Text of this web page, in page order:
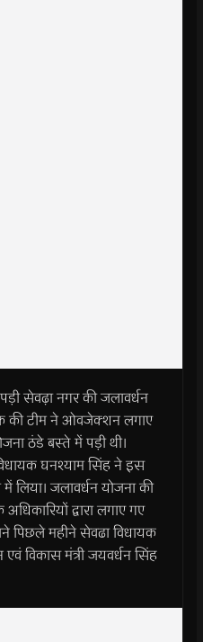
सेवढ़ा नगर की जलावर्धन
की टीम ने ओवजेक्शन लगाए
ठंडे बस्ते में पड़ी थी।
घनश्याम सिंह ने इस
लिया। जलावर्धन योजना की
द्वारा लगाए गए
पिछले महीने सेवढा विधायक
विकास मंत्री जयवर्धन सिंह